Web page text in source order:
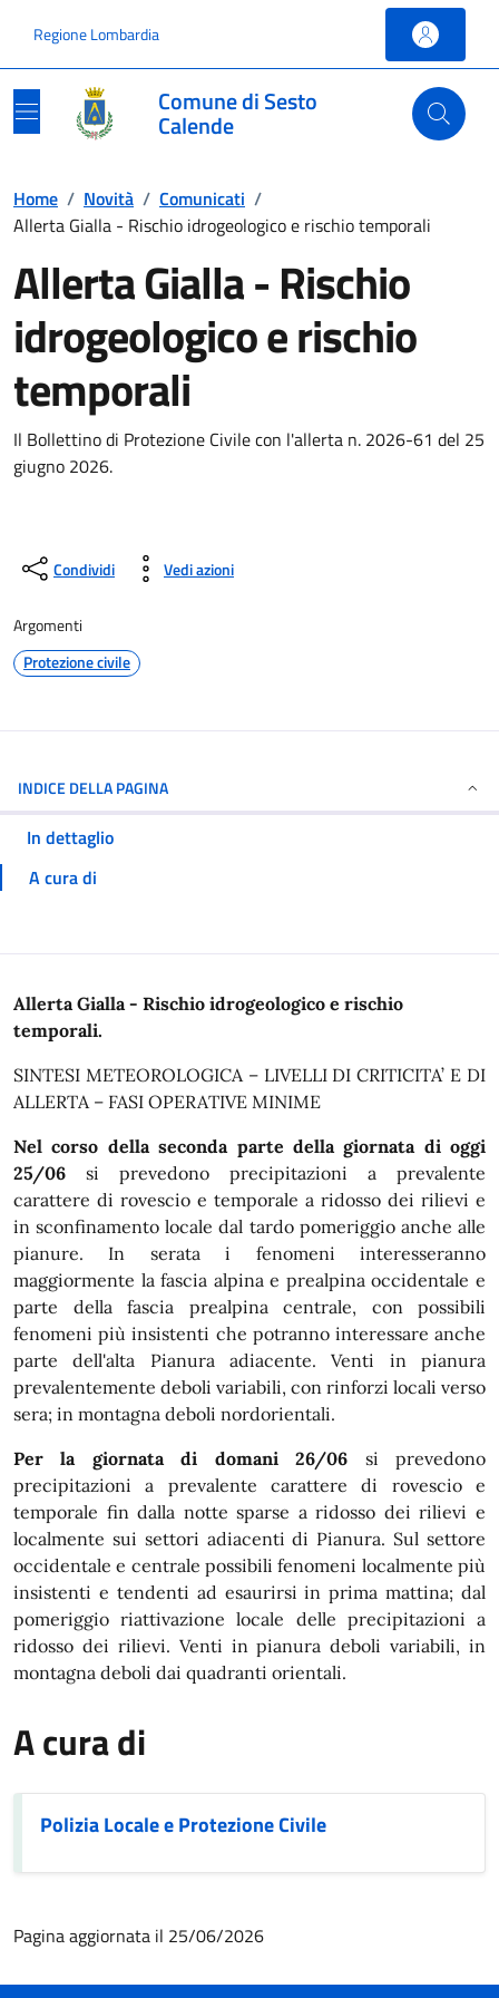
Regione Lombardia
Comune di Sesto
Calende
Home / Novità / Comunicati /
Allerta Gialla - Rischio idrogeologico e rischio temporali
Allerta Gialla - Rischio
idrogeologico e rischio
temporali
Il Bollettino di Protezione Civile con l'allerta n. 2026-61 del 25
giugno 2026.
Condividi Vedi azioni
Argomenti
Protezione civile
INDICE DELLA PAGINA
In dettaglio
A cura di
In dettaglio
Allerta Gialla - Rischio idrogeologico e rischio
temporali.
SINTESI METEOROLOGICA – LIVELLI DI CRITICITA’ E DI
ALLERTA – FASI OPERATIVE MINIME
Nel corso della seconda parte della giornata di oggi
25/06 si prevedono precipitazioni a prevalente
carattere di rovescio e temporale a ridosso dei rilievi e
in sconfinamento locale dal tardo pomeriggio anche alle
pianure. In serata i fenomeni interesseranno
maggiormente la fascia alpina e prealpina occidentale e
parte della fascia prealpina centrale, con possibili
fenomeni più insistenti che potranno interessare anche
parte dell'alta Pianura adiacente. Venti in pianura
prevalentemente deboli variabili, con rinforzi locali verso
sera; in montagna deboli nordorientali.
Per la giornata di domani 26/06 si prevedono
precipitazioni a prevalente carattere di rovescio e
temporale fin dalla notte sparse a ridosso dei rilievi e
localmente sui settori adiacenti di Pianura. Sul settore
occidentale e centrale possibili fenomeni localmente più
insistenti e tendenti ad esaurirsi in prima mattina; dal
pomeriggio riattivazione locale delle precipitazioni a
ridosso dei rilievi. Venti in pianura deboli variabili, in
montagna deboli dai quadranti orientali.
A cura di
Polizia Locale e Protezione Civile
Pagina aggiornata il 25/06/2026